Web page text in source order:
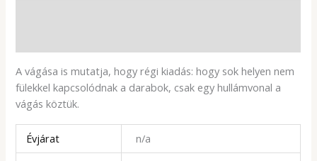
A vágása is mutatja, hogy régi kiadás: hogy sok helyen nem
fülekkel kapcsolódnak a darabok, csak egy hullámvonal a
vágás köztük.
Évjárat
n/a